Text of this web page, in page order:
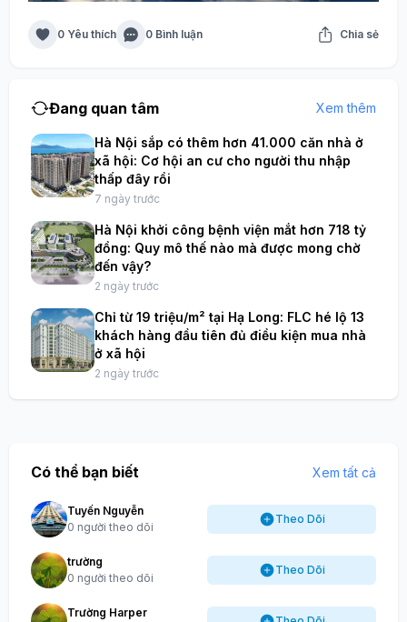
0 Yêu thích 0 Bình luận Chia sẻ
Đang quan tâm Xem thêm
Hà Nội sắp có thêm hơn 41.000 căn nhà ở
xã hội: Cơ hội an cư cho người thu nhập
thấp đây rồi
7 ngày trước
Hà Nội khởi công bệnh viện mắt hơn 718 tỷ
đồng: Quy mô thế nào mà được mong chờ
đến vậy?
2 ngày trước
Chỉ từ 19 triệu/m² tại Hạ Long: FLC hé lộ 13
khách hàng đầu tiên đủ điều kiện mua nhà
ở xã hội
2 ngày trước
Có thể bạn biết Xem tất cả
Tuyến Nguyễn
0 người theo dõi
Theo Dõi
trường
0 người theo dõi
Theo Dõi
Trường Harper